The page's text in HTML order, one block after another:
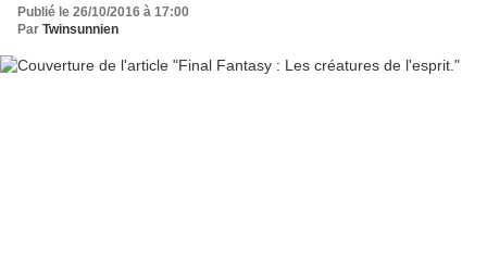
Publié le 26/10/2016 à 17:00
Par Twinsunnien